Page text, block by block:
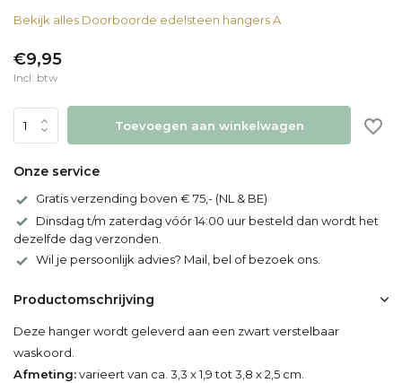
Bekijk alles Doorboorde edelsteen hangers A
€9,95
Incl. btw
Toevoegen aan winkelwagen
Onze service
Gratis verzending boven € 75,- (NL & BE)
Dinsdag t/m zaterdag vóór 14:00 uur besteld dan wordt het
dezelfde dag verzonden.
Wil je persoonlijk advies? Mail, bel of bezoek ons.
Productomschrijving
Deze hanger wordt geleverd aan een zwart verstelbaar
waskoord.
Afmeting:varieert van ca. 3,3 x 1,9 tot 3,8 x 2,5 cm.